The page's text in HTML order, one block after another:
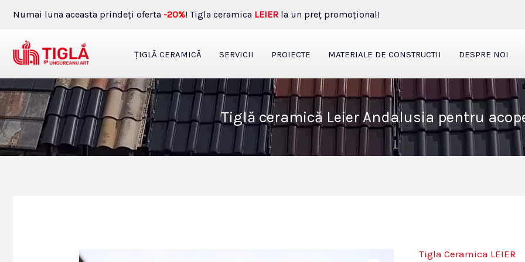
content
Numai luna aceasta prindeţi oferta -20%! Tigla ceramica LEIER la un preţ promoţional!
ŢIGLĂ CERAMICĂ SERVICII PROIECTE MATERIALE DE CONSTRUCTII DESPRE NOI
Tiglă ceramică Leier Andalusia pentru
Tigla Ceramica LEIER